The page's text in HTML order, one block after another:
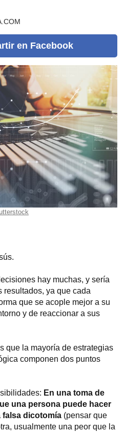
en Facebook
hay muchas, y sería
resultados, ya que cada
que se acople mejor a su
y de reaccionar a sus
que la mayoría de estrategias
componen dos puntos
En una toma de
una persona puede hacer
falsa dicotomía (pensar que
usualmente una peor que la